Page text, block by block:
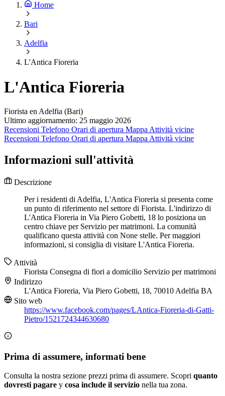
Home
Bari
Adelfia
L'Antica Fioreria
L'Antica Fioreria
Fiorista en Adelfia (Bari)
Ultimo aggiornamento: 25 maggio 2026
Recensioni Telefono Orari di apertura Mappa Attività vicine
Recensioni Telefono Orari di apertura Mappa Attività vicine
Informazioni sull'attività
Descrizione
Per i residenti di Adelfia, L'Antica Fioreria si presenta come
un punto di riferimento nel settore di Fiorista. L'indirizzo di
L'Antica Fioreria in Via Piero Gobetti, 18 lo posiziona un
centro chiave per Servizio per matrimoni. La comunità
qualificano questa attività con None stelle. Per maggiori
informazioni, si consiglia di visitare L'Antica Fioreria.
Attività
Fiorista Consegna di fiori a domicilio Servizio per matrimoni
Indirizzo
L'Antica Fioreria, Via Piero Gobetti, 18, 70010 Adelfia BA
Sito web
https://www.facebook.com/pages/LAntica-Fioreria-di-Gatti-
Pietro/1521724344630680
Prima di assumere, informati bene
Consulta la nostra sezione prezzi prima di assumere. Scopri quanto
dovresti pagare y cosa include il servizio nella tua zona.